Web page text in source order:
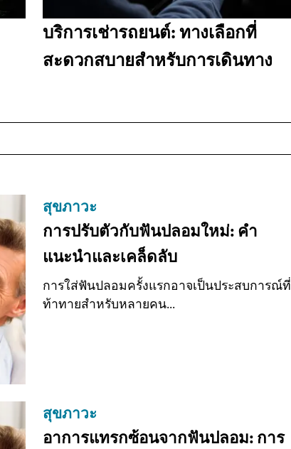
บริการเช่ารถยนต์: ทางเลือกที่
สะดวกสบายสำหรับการเดินทาง
สุขภาวะ
การปรับตัวกับฟันปลอมใหม่: คำ
แนะนำและเคล็ดลับ
การใส่ฟันปลอมครั้งแรกอาจเป็นประสบการณ์ที่
ท้าทายสำหรับหลายคน...
สุขภาวะ
อาการแทรกซ้อนจากฟันปลอม: การ